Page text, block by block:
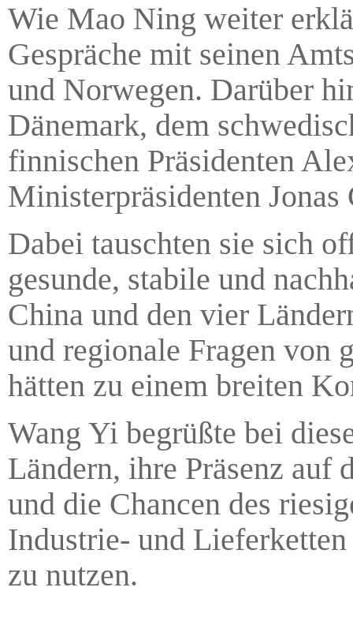
Wie Mao Ning weiter
Gespräche mit seinen
und Norwegen. Darüber
Dänemark, dem
finnischen Präsidenten
Ministerpräsidenten Jonas
Dabei tauschten sie sich
gesunde, stabile und
China und den vier
und regionale Fragen von
hätten zu einem breiten
Wang Yi begrüßte bei
Ländern, ihre Präsenz auf
und die Chancen des
Industrie- und
zu nutzen.